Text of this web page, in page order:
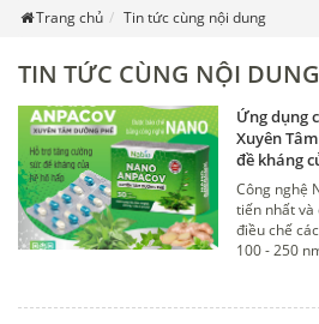
Trang chủ Tin tức cùng nội dung
TIN TỨC CÙNG NỘI DUNG
Ứng dụng
Xuyên
đề kháng
Công nghệ
tiến nhất
điều chế
100 - 250
được hấp
nhân bên
nhả từ từ